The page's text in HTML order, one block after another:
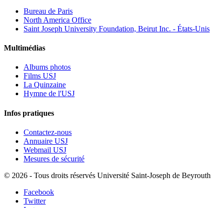
Bureau de Paris
North America Office
Saint Joseph University Foundation, Beirut Inc. - États-Unis
Multimédias
Albums photos
Films USJ
La Quinzaine
Hymne de l'USJ
Infos pratiques
Contactez-nous
Annuaire USJ
Webmail USJ
Mesures de sécurité
© 2026 - Tous droits réservés Université Saint-Joseph de Beyrouth
Facebook
Twitter